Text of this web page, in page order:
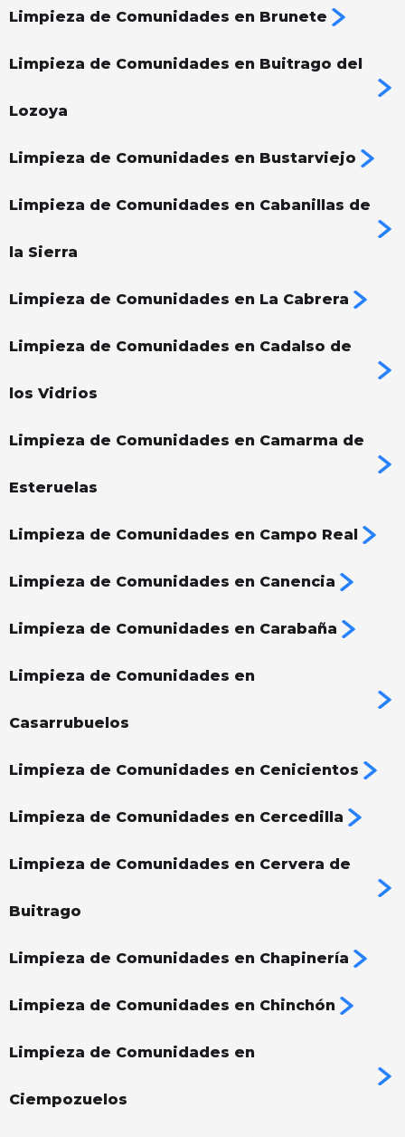
Limpieza de Comunidades en Brunete
Limpieza de Comunidades en Buitrago del
Lozoya
Limpieza de Comunidades en Bustarviejo
Limpieza de Comunidades en Cabanillas de
la Sierra
Limpieza de Comunidades en La Cabrera
Limpieza de Comunidades en Cadalso de
los Vidrios
Limpieza de Comunidades en Camarma de
Esteruelas
Limpieza de Comunidades en Campo Real
Limpieza de Comunidades en Canencia
Limpieza de Comunidades en Carabaña
Limpieza de Comunidades en
Casarrubuelos
Limpieza de Comunidades en Cenicientos
Limpieza de Comunidades en Cercedilla
Limpieza de Comunidades en Cervera de
Buitrago
Limpieza de Comunidades en Chapinería
Limpieza de Comunidades en Chinchón
Limpieza de Comunidades en
Ciempozuelos